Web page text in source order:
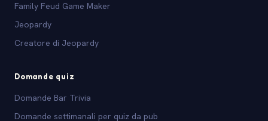
Family Feud Game Maker
Jeopardy
Creatore di Jeopardy
Domande quiz
Domande Bar Trivia
Domande settimanali per quiz da pub